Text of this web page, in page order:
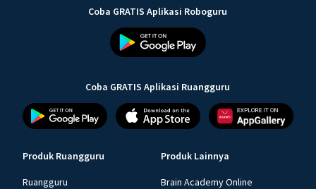
Coba GRATIS Aplikasi Roboguru
Coba GRATIS Aplikasi Ruangguru
Produk Ruangguru
Ruangguru
Produk Lainnya
Brain Academy Online